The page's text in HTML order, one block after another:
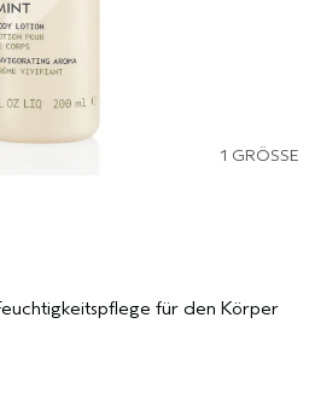
1 GRÖSSE
für den Körper